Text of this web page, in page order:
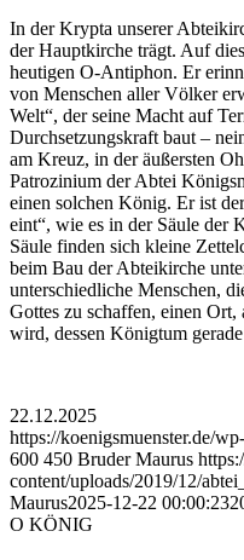
In der Krypta unserer
der Hauptkirche trägt. Auf
heutigen O-Antiphon. Er
von Menschen aller Völker
Welt“, der seine Macht auf
Durchsetzungskraft baut –
am Kreuz, in der äußersten
Patrozinium der Abtei
einen solchen König. Er ist
eint“, wie es in der Säule der
Säule finden sich kleine
beim Bau der Abteikirche
unterschiedliche Menschen,
Gottes zu schaffen, einen
wird, dessen Königtum
22.12.2025
https://koenigsmuenster.de/
600 450 Bruder Maurus
content/uploads/2019/12/
Maurus2025-12-22 00:00:23
O KÖNIG